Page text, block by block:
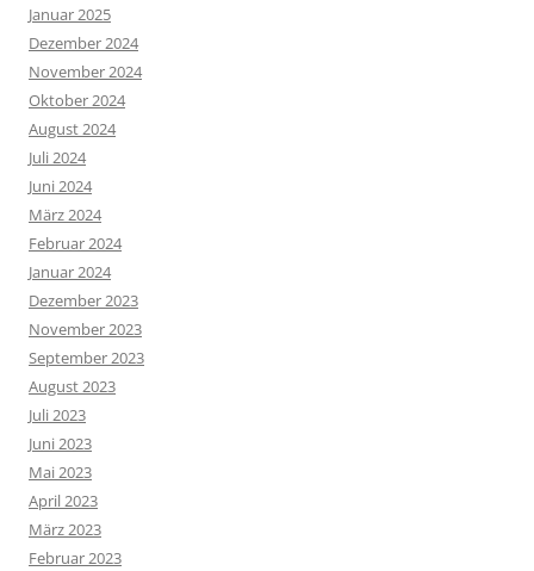
Januar 2025
Dezember 2024
November 2024
Oktober 2024
August 2024
Juli 2024
Juni 2024
März 2024
Februar 2024
Januar 2024
Dezember 2023
November 2023
September 2023
August 2023
Juli 2023
Juni 2023
Mai 2023
April 2023
März 2023
Februar 2023